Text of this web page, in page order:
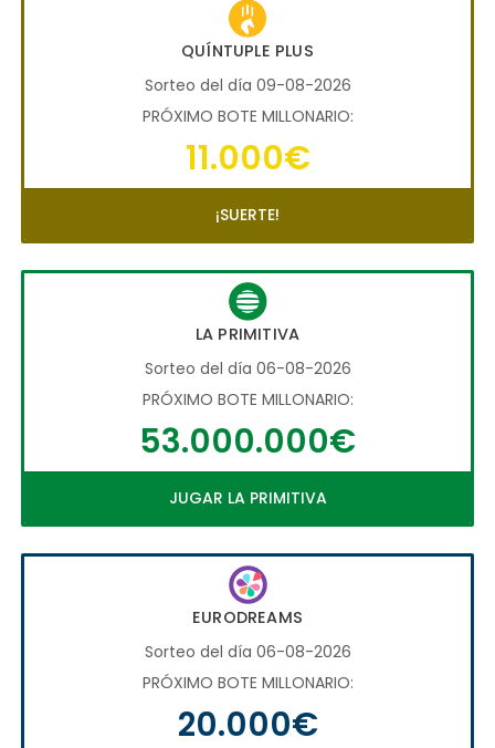
QUÍNTUPLE PLUS
Sorteo del día 09-08-2026
PRÓXIMO BOTE MILLONARIO:
11.000€
¡SUERTE!
LA PRIMITIVA
Sorteo del día 06-08-2026
PRÓXIMO BOTE MILLONARIO:
53.000.000€
JUGAR LA PRIMITIVA
EURODREAMS
Sorteo del día 06-08-2026
PRÓXIMO BOTE MILLONARIO:
20.000€